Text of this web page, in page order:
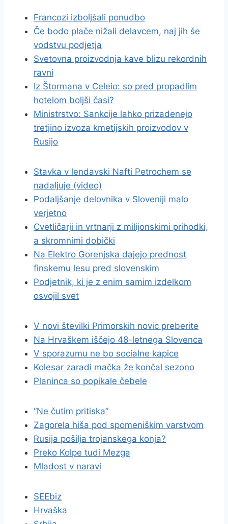
Francozi izboljšali ponudbo
Če bodo plače nižali delavcem, naj jih še
vodstvu podjetja
Svetovna proizvodnja kave blizu rekordnih
ravni
Iz Štormana v Celeio: so pred propadlim
hotelom boljši časi?
Ministrstvo: Sankcije lahko prizadenejo
tretjino izvoza kmetijskih proizvodov v
Rusijo
Stavka v lendavski Nafti Petrochem se
nadaljuje (video)
Podaljšanje delovnika v Sloveniji malo
verjetno
Cvetličarji in vrtnarji z milijonskimi prihodki,
a skromnimi dobički
Na Elektro Gorenjska dajejo prednost
finskemu lesu pred slovenskim
Podjetnik, ki je z enim samim izdelkom
osvojil svet
V novi številki Primorskih novic preberite
Na Hrvaškem iščejo 48-letnega Slovenca
V sporazumu ne bo socialne kapice
Kolesar zaradi mačka že končal sezono
Planinca so popikale čebele
“Ne čutim pritiska”
Zagorela hiša pod spomeniškim varstvom
Rusija pošilja trojanskega konja?
Preko Kolpe tudi Mezga
Mladost v naravi
SEEbiz
Hrvaška